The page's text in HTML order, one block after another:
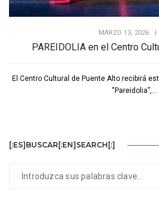
MARZO 13, 2026
PAREIDOLIA en el Centro
El Centro Cultural de Puente Alto recibirá
“Pareidolia”,...
[:ES]BUSCAR[:EN]SEARCH[:]